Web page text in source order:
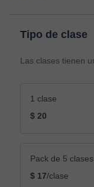
Tipo de clase
Las clases tienen
1 clase
$ 20
Pack de 5 clases
$ 17/clase